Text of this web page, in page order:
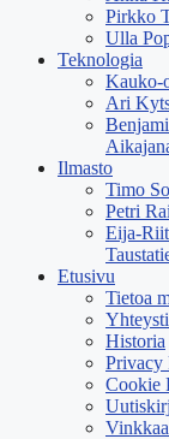
Pirkko
Ulla
Teknologia
Kauko-
Ari
Ilmasto
Timo
Petri
Eija-
Etusivu
Tietoa
Historia
Privacy
Cookie